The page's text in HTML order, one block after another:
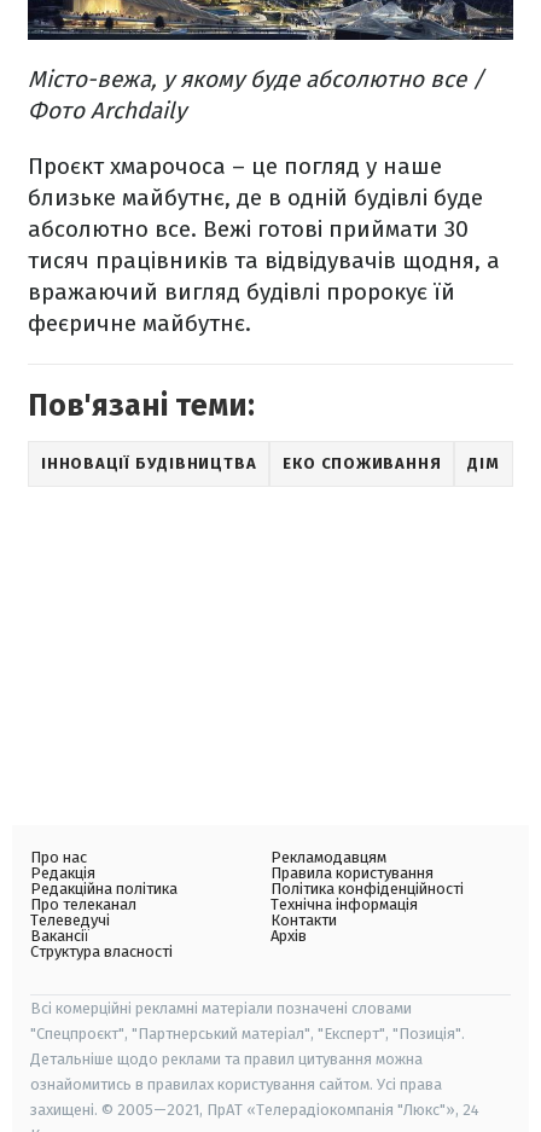
Місто-вежа, у якому буде абсолютно все /
Фото Archdaily
Проєкт хмарочоса – це погляд у наше
близьке майбутнє, де в одній будівлі буде
абсолютно все. Вежі готові приймати 30
тисяч працівників та відвідувачів щодня, а
вражаючий вигляд будівлі пророкує їй
феєричне майбутнє.
Пов'язані теми:
ІННОВАЦІЇ БУДІВНИЦТВА ЕКО СПОЖИВАННЯ ДІМ
Про нас
Редакція
Редакційна політика
Про телеканал
Телеведучі
Вакансії
Структура власності
Рекламодавцям
Правила користування
Політика конфіденційності
Технічна інформація
Контакти
Архів
Всі комерційні рекламні матеріали позначені словами
"Спецпроєкт", "Партнерський матеріал", "Експерт", "Позиція".
Детальніше щодо реклами та правил цитування можна
ознайомитись в правилах користування сайтом. Усі права
захищені. © 2005—2021, ПрАТ «Телерадіокомпанія "Люкс"», 24